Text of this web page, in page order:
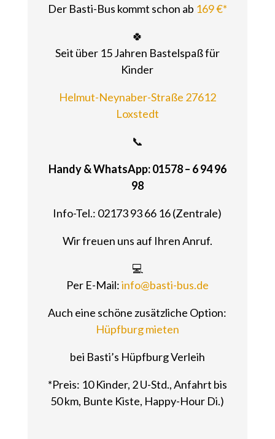
Der Basti-Bus kommt schon ab 169 €*
🍀
Seit über 15 Jahren Bastelspaß für
Kinder
Helmut-Neynaber-Straße 27612
Loxstedt
📞
Handy & WhatsApp: 01578 – 6 94 96
98
Info-Tel.: 02173 93 66 16 (Zentrale)
Wir freuen uns auf Ihren Anruf.
💻
Per E-Mail:info@basti-bus.de
Auch eine schöne zusätzliche Option:
Hüpfburg mieten
bei Basti’s Hüpfburg Verleih
*Preis: 10 Kinder, 2 U-Std., Anfahrt bis
50 km, Bunte Kiste, Happy-Hour Di.)